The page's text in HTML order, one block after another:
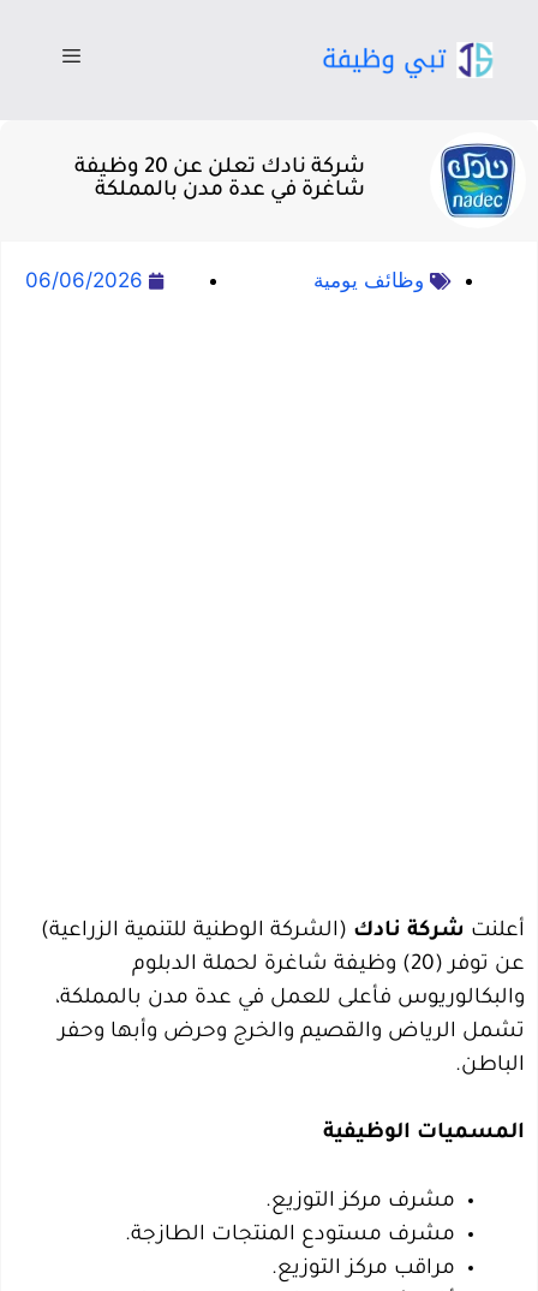
شركة نادك تعلن عن 20 وظيفة
شاغرة في عدة مدن بالمملكة
وظائف يومية 06/06/2026
أعلنت شركة نادك (الشركة الوطنية للتنمية الزراعية)
عن توفر (20) وظيفة شاغرة لحملة الدبلوم
والبكالوريوس فأعلى للعمل في عدة مدن بالمملكة،
تشمل الرياض والقصيم والخرج وحرض وأبها وحفر
الباطن.
المسميات الوظيفية
مشرف مركز التوزيع.
مشرف مستودع المنتجات الطازجة.
مراقب مركز التوزيع.